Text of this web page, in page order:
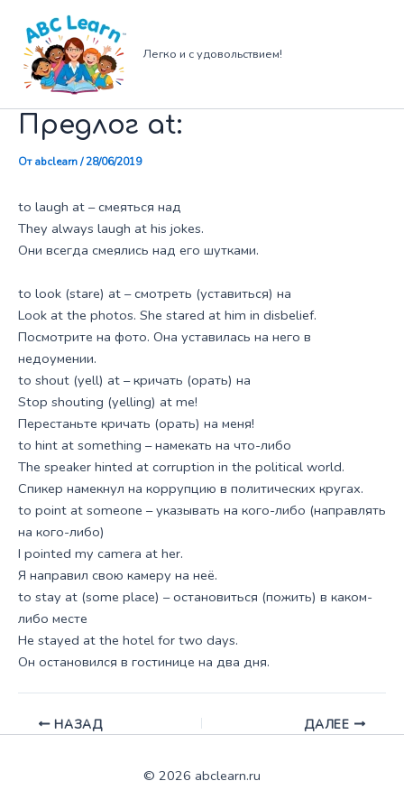
содержимому
Легко и с удовольствием!
Предлог at:
Отabclearn/28/06/2019
to laugh at – смеяться над
They always laugh at his jokes.
Они всегда смеялись над его шутками.
to look (stare) at – смотреть (уставиться) на
Look at the photos. She stared at him in disbelief.
Посмотрите на фото. Она уставилась на него в
недоумении.
to shout (yell) at – кричать (орать) на
Stop shouting (yelling) at me!
Перестаньте кричать (орать) на меня!
to hint at something – намекать на что-либо
The speaker hinted at corruption in the political world.
Спикер намекнул на коррупцию в политических кругах.
to point at someone – указывать на кого-либо (направлять
на кого-либо)
I pointed my camera at her.
Я направил свою камеру на неё.
to stay at (some place) – остановиться (пожить) в каком-
либо месте
He stayed at the hotel for two days.
Он остановился в гостинице на два дня.
НАЗАД ДАЛЕЕ
© 2026 abclearn.ru